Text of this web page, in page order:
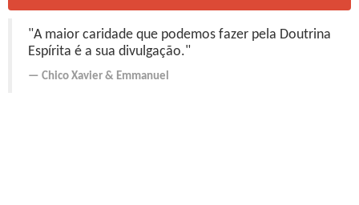
"A maior caridade que podemos fazer pela Doutrina
Espírita é a sua divulgação."
Chico Xavier & Emmanuel